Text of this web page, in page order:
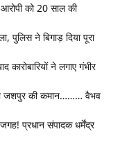
को 20 साल की
ने बिगाड़ दिया पूरा
ने लगाए गंभीर
जशपुर की कमान……… वैभव
प्रधान संपादक धर्मेंद्र